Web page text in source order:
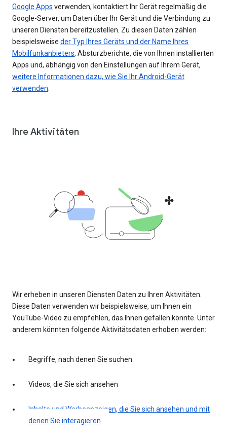
Google Apps verwenden, kontaktiert Ihr Gerät regelmäßig die
Google-Server, um Daten über Ihr Gerät und die Verbindung zu
unseren Diensten bereitzustellen. Zu diesen Daten zählen
beispielsweise der Typ Ihres Geräts und der Name Ihres
Mobilfunkanbieters, Absturzberichte, die von Ihnen installierten
Apps und, abhängig von den Einstellungen auf Ihrem Gerät,
weitere Informationen dazu, wie Sie Ihr Android-Gerät
verwenden.
Ihre Aktivitäten
Wir erheben in unseren Diensten Daten zu Ihren Aktivitäten.
Diese Daten verwenden wir beispielsweise, um Ihnen ein
YouTube-Video zu empfehlen, das Ihnen gefallen könnte. Unter
anderem könnten folgende Aktivitätsdaten erhoben werden:
Begriffe, nach denen Sie suchen
Videos, die Sie sich ansehen
Inhalte und Werbeanzeigen, die Sie sich ansehen und mit
denen Sie interagieren